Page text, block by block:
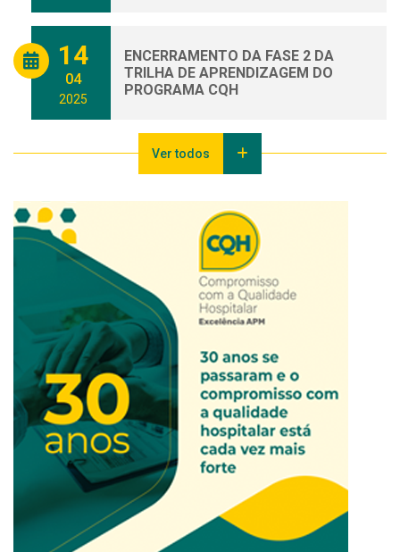
14
04
2025
ENCERRAMENTO DA FASE 2 DA
TRILHA DE APRENDIZAGEM DO
PROGRAMA CQH
Ver todos